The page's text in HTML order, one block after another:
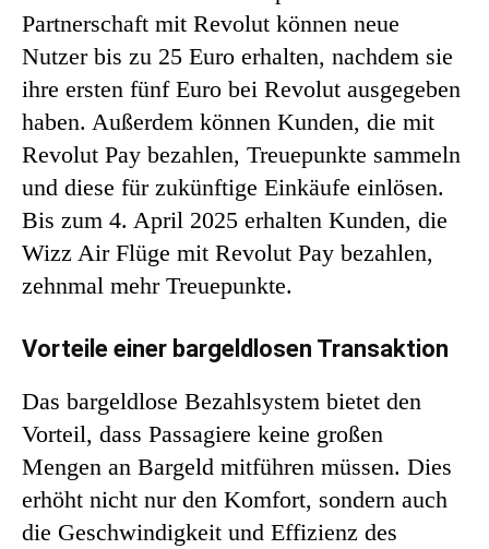
Partnerschaft mit Revolut können neue
Nutzer bis zu 25 Euro erhalten, nachdem sie
ihre ersten fünf Euro bei Revolut ausgegeben
haben. Außerdem können Kunden, die mit
Revolut Pay bezahlen, Treuepunkte sammeln
und diese für zukünftige Einkäufe einlösen.
Bis zum 4. April 2025 erhalten Kunden, die
Wizz Air Flüge mit Revolut Pay bezahlen,
zehnmal mehr Treuepunkte.
Vorteile einer bargeldlosen Transaktion
Das bargeldlose Bezahlsystem bietet den
Vorteil, dass Passagiere keine großen
Mengen an Bargeld mitführen müssen. Dies
erhöht nicht nur den Komfort, sondern auch
die Geschwindigkeit und Effizienz des